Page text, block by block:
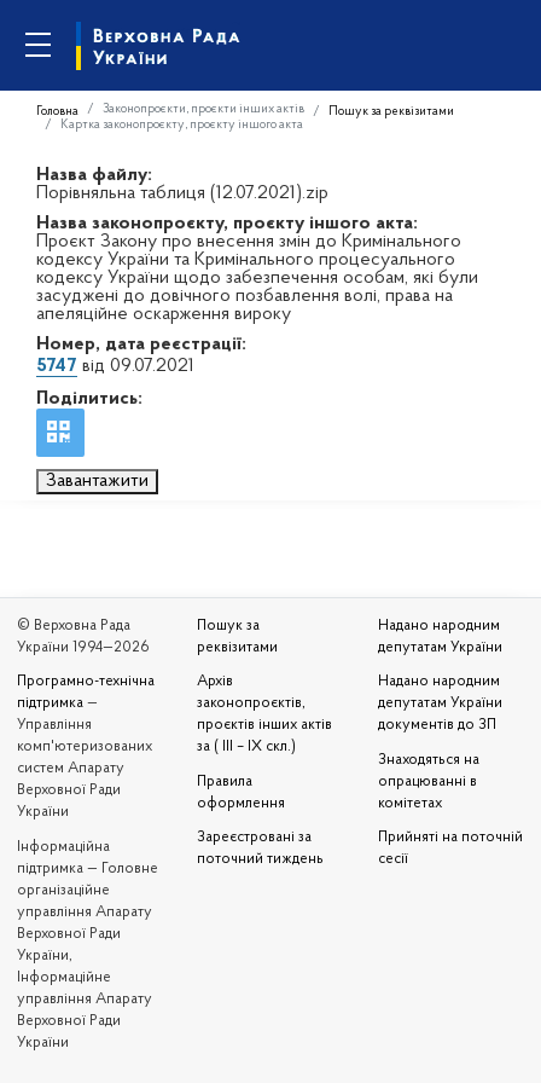
Головна Законопроєкти, проєкти інших актів
Пошук за реквізитами
Картка законопроєкту, проєкту іншого акта
Назва файлу:
Порівняльна таблиця (12.07.2021).zip
Назва законопроєкту, проєкту іншого акта:
Проєкт Закону про внесення змін до Кримінального
кодексу України та Кримінального процесуального
кодексу України щодо забезпечення особам, які були
засуджені до довічного позбавлення волі, права на
апеляційне оскарження вироку
Номер, дата реєстрації:
5747 від 09.07.2021
Поділитись:
Завантажити
© Верховна Рада
України 1994—2026
Програмно-технічна
підтримка —
Управління
комп'ютеризованих
систем Апарату
Верховної Ради
України
Iнформаційна
підтримка — Головне
організаційне
управління Апарату
Верховної Ради
України,
Інформаційне
управління Апарату
Верховної Ради
України
Пошук за
реквізитами
Архів
законопроєктів,
проєктів інших актів
за ( III – IX скл.)
Правила
оформлення
Зареєстровані за
поточний тиждень
Надано народним
депутатам України
Надано народним
депутатам України
документів до ЗП
Знаходяться на
опрацюванні в
комітетах
Прийняті на поточній
сесії